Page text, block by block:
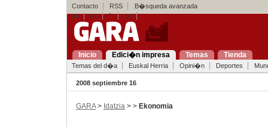
Contacto RSS
B�squeda avanzada
eu
es fr en
Inicio Edici�n impresa Temas Tienda
Temas del d�a Euskal Herria Opini�n Deportes
2008 septiembre 16
GARA> Idatzia > > Ekonomia